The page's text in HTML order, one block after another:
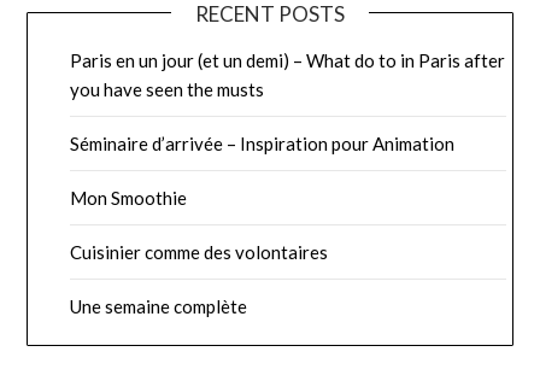
RECENT POSTS
Paris en un jour (et un demi) – What do to in Paris after
you have seen the musts
Séminaire d’arrivée – Inspiration pour Animation
Mon Smoothie
Cuisinier comme des volontaires
Une semaine complète